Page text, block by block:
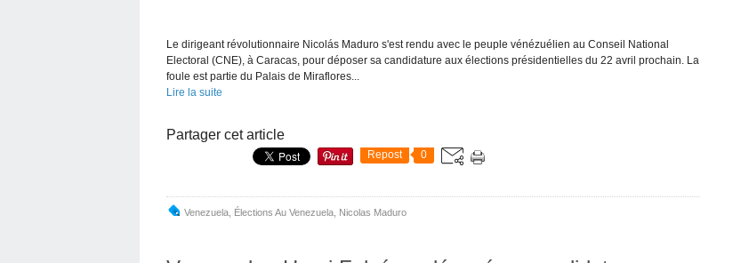
Le dirigeant révolutionnaire Nicolás Maduro s'est rendu avec le peuple vénézuélien au Conseil National
Electoral (CNE), à Caracas, pour déposer sa candidature aux élections présidentielles du 22 avril prochain. La
foule est partie du Palais de Miraflores...
Lire la suite
Partager cet article
Repost 0
Venezuela Élections Au Venezuela Nicolas Maduro